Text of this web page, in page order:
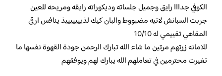
الكوفي جدااا رايق وجميل جلساته وديكوراته رايقه ومريحه للعين
جربت السبانش لاتيه مضبووط والبان كيك لذيييييييذ ينافس ارقى
المقاهي تقييمي له 10/10
للامانه زرتهم مرتين ما شاء الله تبارك الرحمن جودة القهوة نفسها ما
تغيرت محترمين في تعاملهم الله يبارك لهم ويوفقهم